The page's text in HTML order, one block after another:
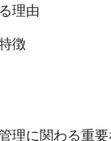
理由
徴
理に関わる重要